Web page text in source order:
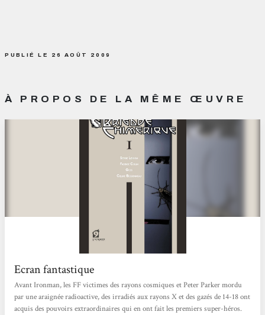
PUBLIÉ LE 26 AOÛT 2009
À PROPOS DE LA MÊME ŒUVRE
Ecran fantastique
Avant Ironman, les FF victimes des rayons cosmiques et Peter Parker mordu
par une araignée radioactive, des irradiés aux rayons X et des gazés de 14-18 ont
acquis des pouvoirs extraordinaires qui en ont fait les premiers super-héros.